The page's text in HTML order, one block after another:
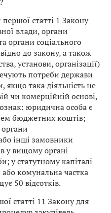
статті 1 Закону
влади, органи
органи соціального
до закону, а також
установи, організації)
потреби держави
якщо така діяльність не
чи комерційній основі,
ознак: юридична особа є
бюджетних коштів;
інші замовники
у вищому органі
у статутному капіталі
комунальна частка
50 відсотків.
статті 11 Закону для